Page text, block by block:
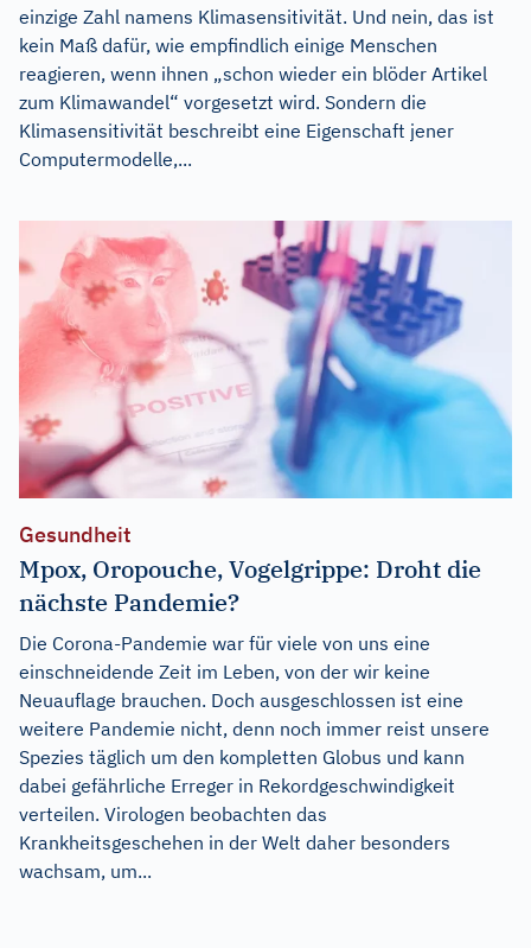
einzige Zahl namens Klimasensitivität. Und nein, das ist
kein Maß dafür, wie empfindlich einige Menschen
reagieren, wenn ihnen „schon wieder ein blöder Artikel
zum Klimawandel“ vorgesetzt wird. Sondern die
Klimasensitivität beschreibt eine Eigenschaft jener
Computermodelle,...
Gesundheit
Mpox, Oropouche, Vogelgrippe: Droht die
nächste Pandemie?
Die Corona-Pandemie war für viele von uns eine
einschneidende Zeit im Leben, von der wir keine
Neuauflage brauchen. Doch ausgeschlossen ist eine
weitere Pandemie nicht, denn noch immer reist unsere
Spezies täglich um den kompletten Globus und kann
dabei gefährliche Erreger in Rekordgeschwindigkeit
verteilen. Virologen beobachten das
Krankheitsgeschehen in der Welt daher besonders
wachsam, um...